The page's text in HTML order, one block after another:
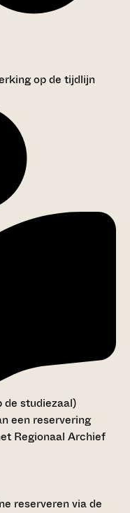
op de tijdlijn
de studiezaal)
een reservering
Regionaal Archief
reserveren via de